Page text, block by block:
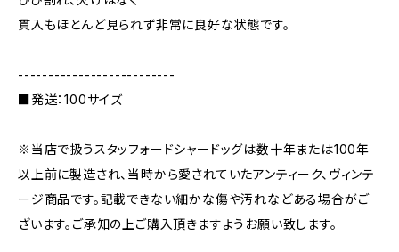
貫入もほとんど見られず非常に良好な状態です。
--------------------------
■発送：100サイズ
※当店で扱うスタッフォードシャードッグは数十年または100年
以上前に製造され、当時から愛されていたアンティーク、ヴィンテ
ージ商品です。記載できない細かな傷や汚れなどある場合がご
ざいます。ご承知の上ご購入頂きますようお願い致します。